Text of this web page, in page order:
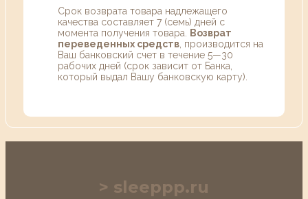
Срок возврата товара надлежащего
качества составляет 7 (семь) дней с
момента получения товара.
Возврат
переведенных средств , производится на
Ваш банковский счет в течение 5—30
рабочих дней (срок зависит от Банка,
который выдал Вашу банковскую карту).
sleeppp.ru